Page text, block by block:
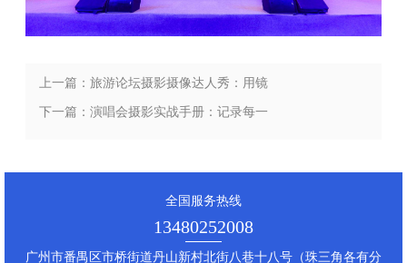
上一篇：旅游论坛摄影摄像达人秀：用镜
头记录世界，分享不一样的旅行体验
下一篇：演唱会摄影实战手册：记录每一
全国服务热线
13480252008
广州市番禺区市桥街道丹山新村北街八巷十八号（珠三角各有分